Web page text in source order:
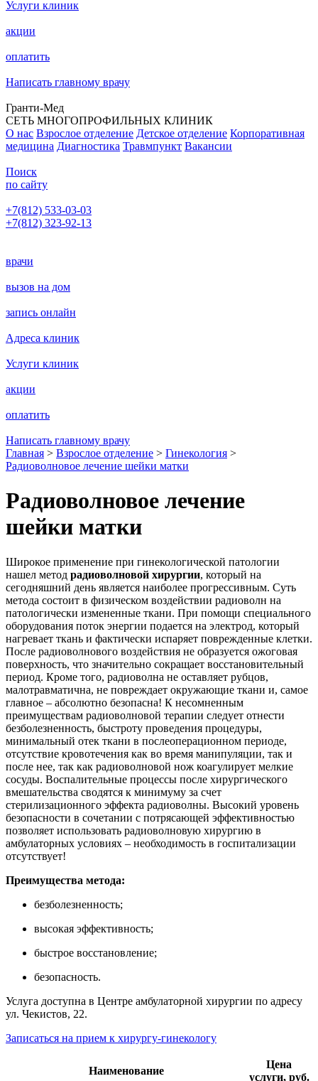
Услуги клиник
акции
оплатить
Написать главному врачу
Гранти-Мед
СЕТЬ МНОГОПРОФИЛЬНЫХ КЛИНИК
О нас Взрослое отделение Детское отделение Корпоративная
медицина Диагностика Травмпункт Вакансии
Поиск
по сайту
+7(812) 533-03-03
+7(812) 323-92-13
врачи
вызов на дом
запись онлайн
Адреса клиник
Услуги клиник
акции
оплатить
Написать главному врачу
Главная > Взрослое отделение > Гинекология >
Радиоволновое лечение шейки матки
Радиоволновое лечение
шейки матки
Широкое применение при гинекологической патологии
нашел метод радиоволновой хирургии, который на
сегодняшний день является наиболее прогрессивным. Суть
метода состоит в физическом воздействии радиоволн на
патологически измененные ткани. При помощи специального
оборудования поток энергии подается на электрод, который
нагревает ткань и фактически испаряет поврежденные клетки.
После радиоволнового воздействия не образуется ожоговая
поверхность, что значительно сокращает восстановительный
период. Кроме того, радиоволна не оставляет рубцов,
малотравматична, не повреждает окружающие ткани и, самое
главное – абсолютно безопасна! К несомненным
преимуществам радиоволновой терапии следует отнести
безболезненность, быстроту проведения процедуры,
минимальный отек ткани в послеоперационном периоде,
отсутствие кровотечения как во время манипуляции, так и
после нее, так как радиоволновой нож коагулирует мелкие
сосуды. Воспалительные процессы после хирургического
вмешательства сводятся к минимуму за счет
стерилизационного эффекта радиоволны. Высокий уровень
безопасности в сочетании с потрясающей эффективностью
позволяет использовать радиоволновую хирургию в
амбулаторных условиях – необходимость в госпитализации
отсутствует!
Преимущества метода:
безболезненность;
высокая эффективность;
быстрое восстановление;
безопасность.
Услуга доступна в Центре амбулаторной хирургии по адресу
ул. Чекистов, 22.
Записаться на прием к хирургу-гинекологу
Наименование
Цена
услуги, руб.